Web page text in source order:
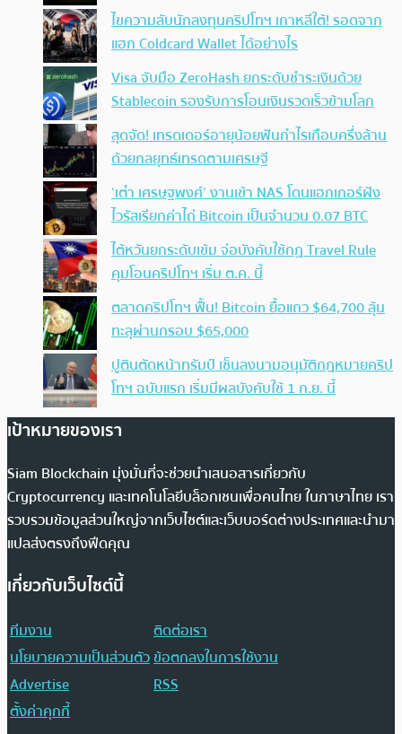
ไขความลับนักลงทุนคริปโทฯ เกาหลีใต้! รอดจาก
แฮก Coldcard Wallet ได้อย่างไร
Visa จับมือ ZeroHash ยกระดับชำระเงินด้วย
Stablecoin รองรับการโอนเงินรวดเร็วข้ามโลก
สุดจัด! เทรดเดอร์อายุน้อยฟันกำไรเกือบครึ่งล้าน
ด้วยกลยุทธ์เทรดตามเศรษฐี
‘เต๋า เศรษฐพงศ์’ งานเข้า NAS โดนแฮกเกอร์ฝัง
ไวรัสเรียกค่าไถ่ Bitcoin เป็นจำนวน 0.07 BTC
ไต้หวันยกระดับเข้ม จ่อบังคับใช้กฏ Travel Rule
คุมโอนคริปโทฯ เริ่ม ต.ค. นี้
ตลาดคริปโทฯ ฟื้น! Bitcoin ยื้อแถว $64,700 ลุ้น
ทะลุผ่านกรอบ $65,000
ปูตินตัดหน้าทรัมป์ เซ็นลงนามอนุมัติกฎหมายคริป
โทฯ ฉบับแรก เริ่มมีผลบังคับใช้ 1 ก.ย. นี้
เป้าหมายของเรา
Siam Blockchain มุ่งมั่นที่จะช่วยนำเสนอสารเกี่ยวกับ
Cryptocurrency และเทคโนโลยีบล็อกเชนเพื่อคนไทย ในภาษาไทย เรา
รวบรวมข้อมูลส่วนใหญ่จากเว็บไซต์และเว็บบอร์ดต่างประเทศและนำมา
แปลส่งตรงถึงฟีดคุณ
เกี่ยวกับเว็บไซต์นี้
ทีมงาน
ติดต่อเรา
นโยบายความเป็นส่วนตัวข้อตกลงในการใช้งาน
Advertise
RSS
ตั้งค่าคุกกี้